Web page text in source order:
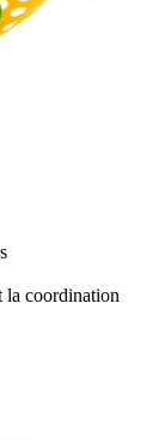
la coordination